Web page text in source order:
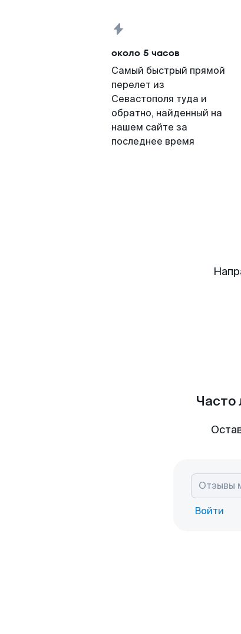
около 5 часов
Самый быстрый прямой
перелет из
Севастополя туда и
обратно, найденный на
нашем сайте за
последнее время
Часто
Войти